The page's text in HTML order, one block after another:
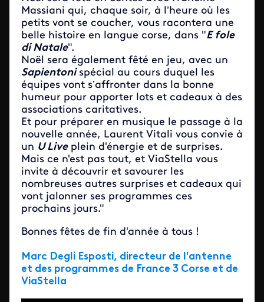
Massiani qui, chaque soir, à l’heure où les
petits vont se coucher, vous racontera une
belle histoire en langue corse, dans "E fole
di Natale".
Noël sera également fêté en jeu, avec un
Sapientonispécial au cours duquel les
équipes vont s’affronter dans la bonne
humeur pour apporter lots et cadeaux à des
associations caritatives.
Et pour préparer en musique le passage à la
nouvelle année, Laurent Vitali vous convie à
un U Liveplein d'énergie et de surprises.
Mais ce n'est pas tout, et ViaStella vous
invite à découvrir et savourer les
nombreuses autres surprises et cadeaux qui
vont jalonner ses programmes ces
prochains jours."
Bonnes fêtes de fin d'année à tous !
Marc Degli Esposti, directeur de l'antenne
et des programmes de France 3 Corse et de
ViaStella